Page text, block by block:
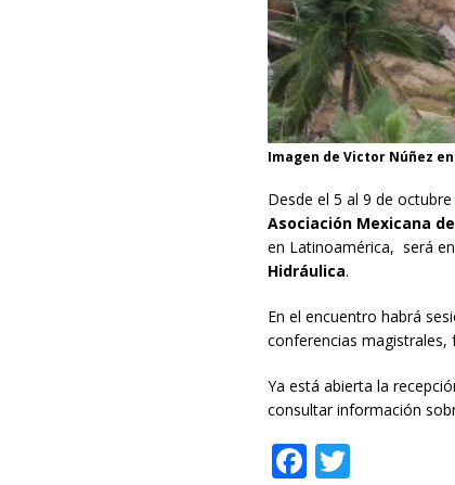
Imagen de Victor Núñez
Desde el 5 al 9 de
Asociación Mexicana
en Latinoamérica, será
Hidráulica.
En el encuentro habrá
conferencias
Ya está abierta la
consultar información
F